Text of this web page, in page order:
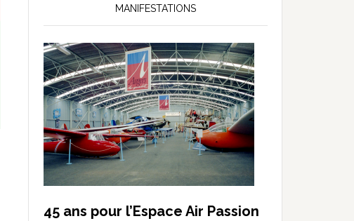
MANIFESTATIONS
45 ans pour l’Espace Air Passion